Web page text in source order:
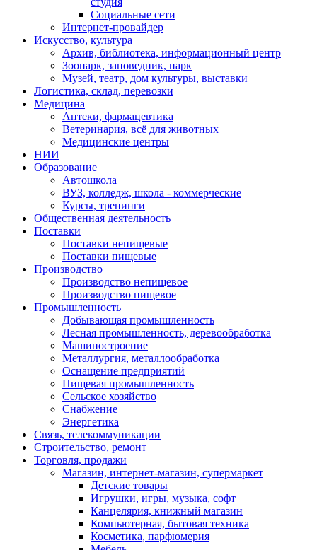
Социальные сети
Интернет-провайдер
Искусство, культура
Архив, библиотека, информационный центр
Зоопарк, заповедник, парк
Музей, театр, дом культуры, выставки
Логистика, склад, перевозки
Медицина
Аптеки, фармацевтика
Ветеринария, всё для животных
Медицинские центры
НИИ
Образование
Автошкола
ВУЗ, колледж, школа - коммерческие
Курсы, тренинги
Общественная деятельность
Поставки
Поставки непищевые
Поставки пищевые
Производство
Производство непищевое
Производство пищевое
Промышленность
Добывающая промышленность
Лесная промышленность, деревообработка
Машиностроение
Металлургия, металлообработка
Оснащение предприятий
Пищевая промышленность
Сельское хозяйство
Снабжение
Энергетика
Связь, телекоммуникации
Строительство, ремонт
Торговля, продажи
Магазин, интернет-магазин, супермаркет
Детские товары
Игрушки, игры, музыка, софт
Канцелярия, книжный магазин
Компьютерная, бытовая техника
Косметика, парфюмерия